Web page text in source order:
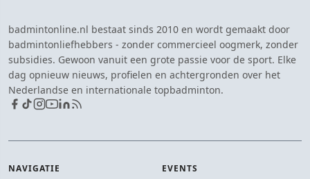
badmintonline.nl bestaat sinds 2010 en wordt gemaakt door
badmintonliefhebbers - zonder commercieel oogmerk, zonder
subsidies. Gewoon vanuit een grote passie voor de sport. Elke
dag opnieuw nieuws, profielen en achtergronden over het
Nederlandse en internationale topbadminton.
NAVIGATIE EVENTS